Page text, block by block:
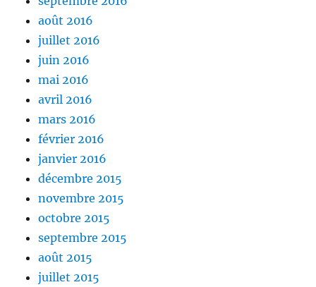
août 2016
juillet 2016
juin 2016
mai 2016
avril 2016
mars 2016
février 2016
janvier 2016
décembre 2015
novembre 2015
octobre 2015
septembre 2015
août 2015
juillet 2015